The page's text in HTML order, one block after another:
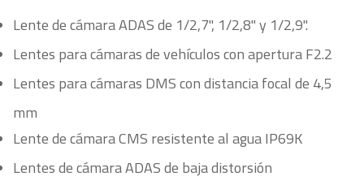
Lente de cámara ADAS de 1/2,7", 1/2,8" y 1/2,9".
Lentes para cámaras de vehículos con apertura F2.2
Lentes para cámaras DMS con distancia focal de 4,5
mm
Lente de cámara CMS resistente al agua IP69K
Lentes de cámara ADAS de baja distorsión